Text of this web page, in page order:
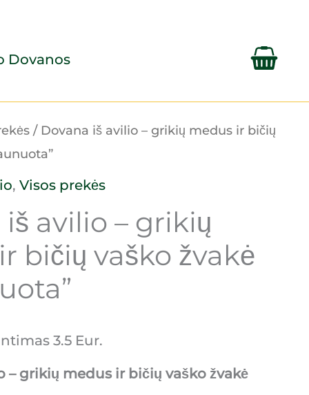
Dovanos
/ Dovana iš avilio – grikių medus ir bičių
, Visos prekės
avilio – grikių
bičių vaško žvakė
3.5 Eur.
– grikių medus ir bičių vaško žvakė